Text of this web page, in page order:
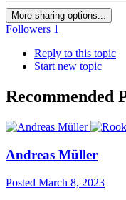
More sharing options...
Followers 1
Reply to this topic
Start new topic
Recommended
Andreas Müller
Posted March 8, 2023